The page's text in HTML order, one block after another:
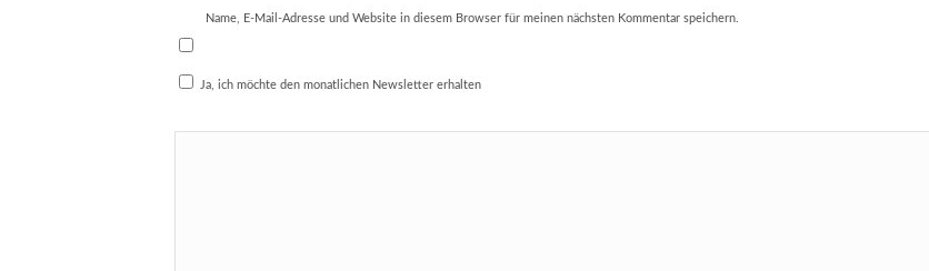
Name, E-Mail-Adresse und Website in diesem Browser für meinen nächsten Kommentar speichern.
Ja, ich möchte den monatlichen Newsletter erhalten